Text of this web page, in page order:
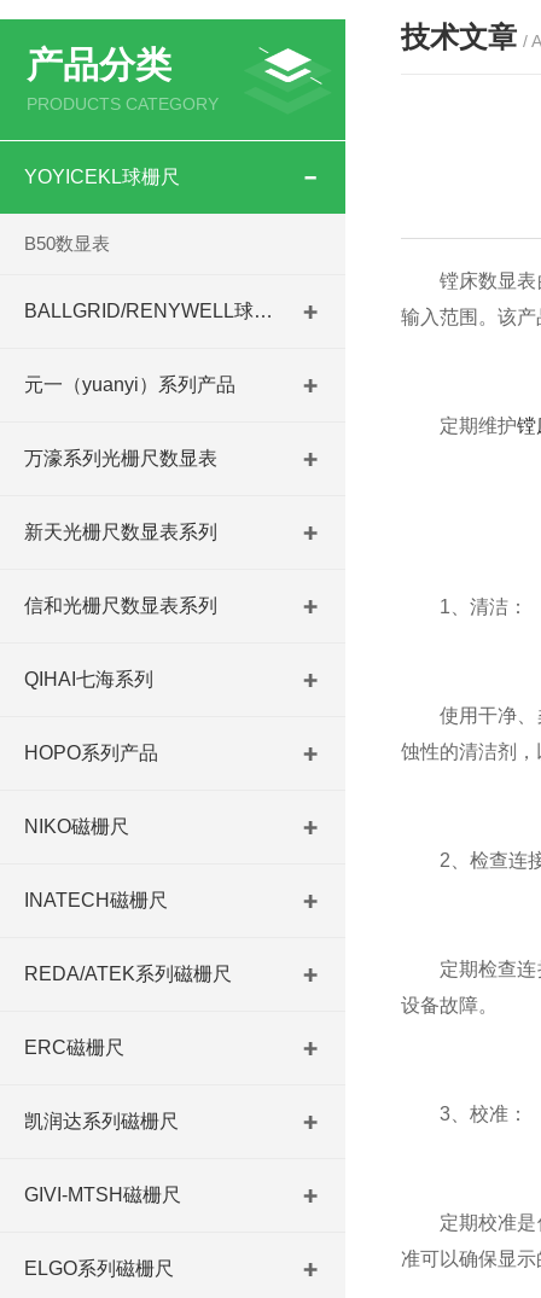
产品分类
PRODUCTS CATEGORY
YOYICEKL球栅尺
B50数显表
BALLGRID/RENYWELL球栅尺
元一（yuanyi）系列产品
万濠系列光栅尺数显表
新天光栅尺数显表系列
信和光栅尺数显表系列
QIHAI七海系列
HOPO系列产品
NIKO磁栅尺
INATECH磁栅尺
REDA/ATEK系列磁栅尺
ERC磁栅尺
凯润达系列磁栅尺
GIVI-MTSH磁栅尺
ELGO系列磁栅尺
技术文章 /
镗床数显表的
输入范围。该
定期维护镗
1、清洁：
使用干净、柔
蚀性的清洁剂
2、检查连
定期检查连接
设备故障。
3、校准：
定期校准是保
准可以确保显